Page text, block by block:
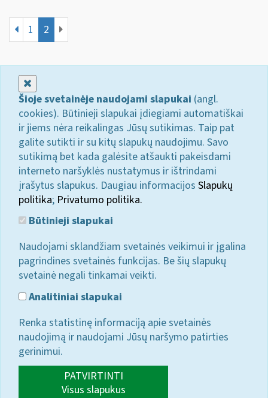
1 2
Šioje svetainėje naudojami slapukai (angl.
cookies). Būtinieji slapukai įdiegiami automatiškai
ir jiems nėra reikalingas Jūsų sutikimas. Taip pat
galite sutikti ir su kitų slapukų naudojimu. Savo
sutikimą bet kada galėsite atšaukti pakeisdami
interneto naršyklės nustatymus ir ištrindami
įrašytus slapukus. Daugiau informacijos Slapukų
politika; Privatumo politika.
Būtinieji slapukai
Naudojami sklandžiam svetainės veikimui ir įgalina
pagrindines svetainės funkcijas. Be šių slapukų
svetainė negali tinkamai veikti.
Analitiniai slapukai
Renka statistinę informaciją apie svetainės
naudojimą ir naudojami Jūsų naršymo patirties
gerinimui.
PATVIRTINTI
Visus slapukus